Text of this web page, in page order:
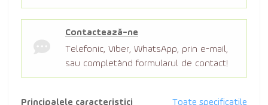
Principalele caracteristici Toate specificațile
Contactează-ne
Telefonic, Viber, WhatsApp, prin e-mail,
sau completând formularul de contact!